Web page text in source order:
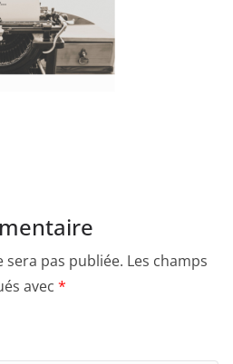
sera pas publiée. Les champs
avec *